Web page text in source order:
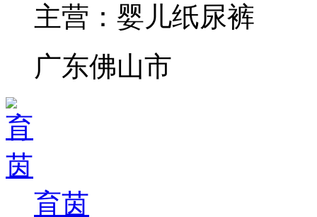
主营： 婴儿纸尿裤
广东佛山市
育茵